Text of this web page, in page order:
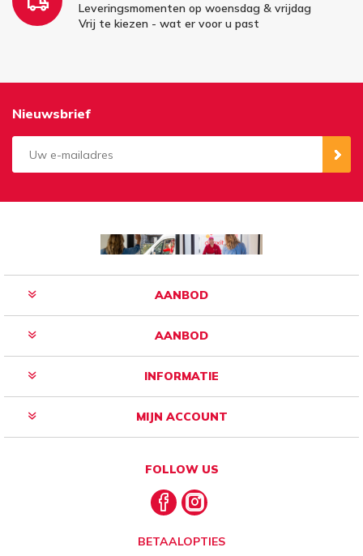
Leveringsmomenten op woensdag & vrijdag
Vrij te kiezen - wat er voor u past
Nieuwsbrief
AANBOD
AANBOD
INFORMATIE
MIJN ACCOUNT
FOLLOW US
BETAALOPTIES